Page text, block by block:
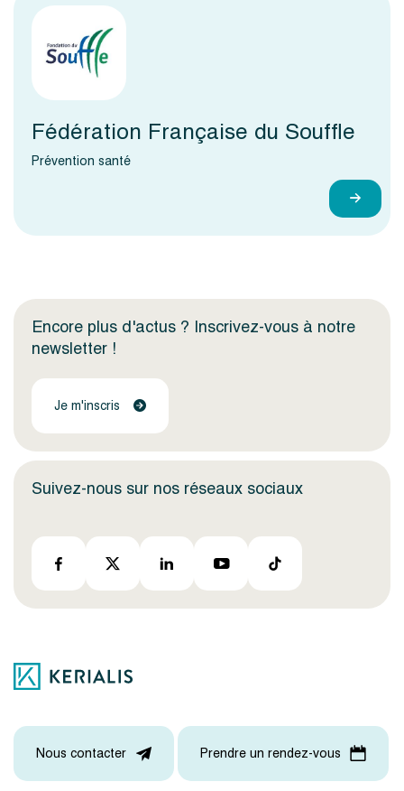
Fédération Française du Souffle
Prévention santé
Encore plus d'actus ? Inscrivez-vous à notre
newsletter !
Je m'inscris
Suivez-nous sur nos réseaux sociaux
Nous contacter Prendre un rendez-vous